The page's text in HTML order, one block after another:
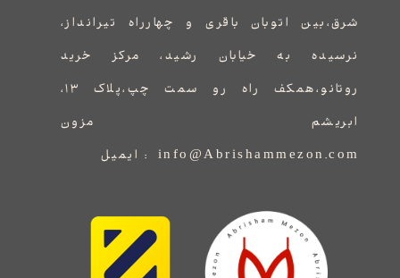
شرق،بین اتوبان باقری و چهارراه تیرانداز،
نرسیده به خیابان رشید، مرکز خرید
روتانو،همکف راه رو سمت چپ،پلاک ۱۳،
ابریشم مزون
info@Abrishammezon.com : ایمیل